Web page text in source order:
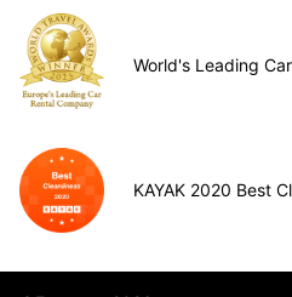
World's Leading
KAYAK 2020 Best